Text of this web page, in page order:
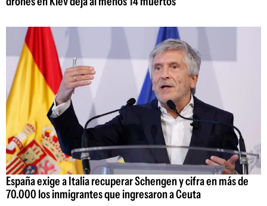
España exige a Italia recuperar Schengen y cifra en más de
70.000 los inmigrantes que ingresaron a Ceuta